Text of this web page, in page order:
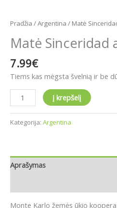
Pradžia /Argentina / Matė
Matė Sinceridad
7.99€
Tiems kas mėgsta švelnią ir be
Į krepšelį
Kategorija: Argentina
Aprašymas
Monte Karlo žemės ūkio